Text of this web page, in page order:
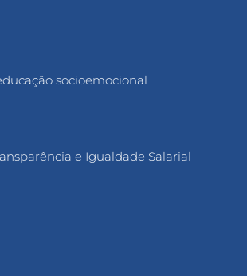
socioemocional
e Igualdade Salarial